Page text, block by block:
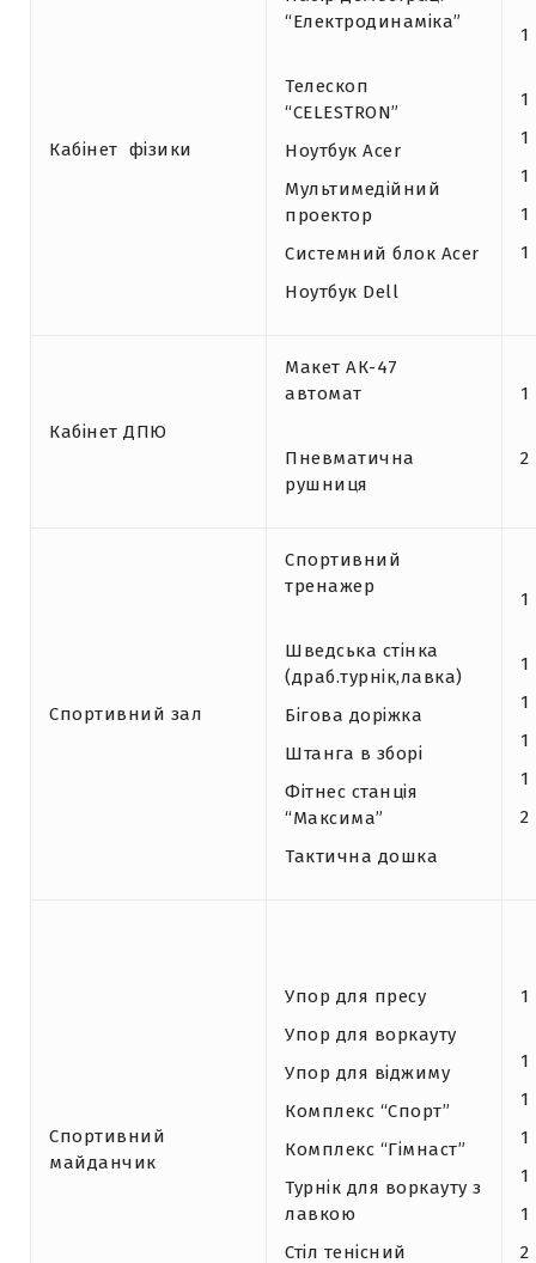
Кабінет фізики
“Електродинаміка”
Телескоп
“CELESTRON”
Ноутбук Acer
Мультимедійний
проектор
Системний блок Acer
Ноутбук Dell
1
1
1
1
1
1
Кабінет ДПЮ
Макет АК-47
автомат
Пневматична
рушниця
1
2
Спортивний зал
Спортивний
тренажер
Шведська стінка
(драб.турнік,лавка)
Бігова доріжка
Штанга в зборі
Фітнес станція
“Максима”
Тактична дошка
1
1
1
1
1
2
Спортивний
майданчик
Упор для пресу
Упор для воркауту
Упор для віджиму
Комплекс “Спорт”
Комплекс “Гімнаст”
Турнік для воркауту з
лавкою
Стіл тенісний
1
1
1
1
1
1
2